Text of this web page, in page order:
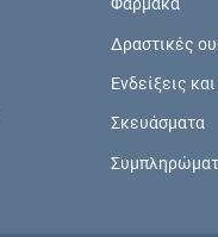
Δραστικές
Ενδείξεις
Σκευάσματα